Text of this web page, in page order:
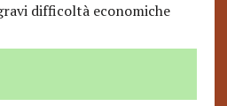
difficoltà economiche